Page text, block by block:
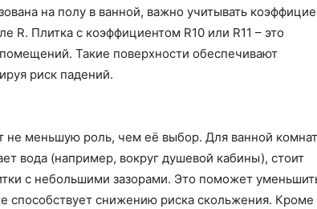
на полу в ванной, важно учитывать
R. Плитка с коэффициентом R10 или R11 – это
Такие поверхности обеспечивают
риск падений.
не меньшую роль, чем её выбор. Для ванной
вода (например, вокруг душевой кабины), стоит
с небольшими зазорами. Это поможет
способствует снижению риска скольжения. Кроме